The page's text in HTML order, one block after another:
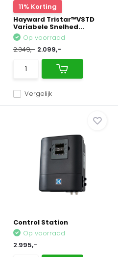
11% Korting
Hayward Tristar™VSTD
Variabele Snelhed...
Vergelijk
Op voorraad
2.349,- 2.099,-
Control Station
Op voorraad
2.995,-